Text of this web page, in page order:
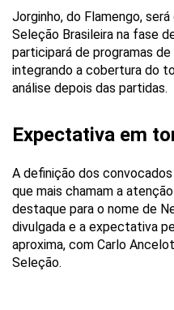
Jorginho, do Flamengo,
Seleção Brasileira na fase
participará de programas
integrando a cobertura do
análise depois das partidas.
Expectativa em
A definição dos
que mais chamam a
destaque para o nome de
divulgada e a expectativa
aproxima, com Carlo
Seleção.